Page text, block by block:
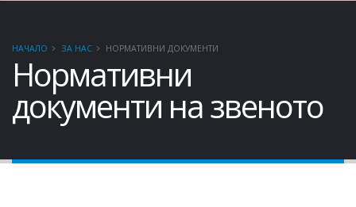
НАЧАЛО ЗА НАС НОРМАТИВНИ ДОКУМЕНТИ
Нормативни
документи на звеното